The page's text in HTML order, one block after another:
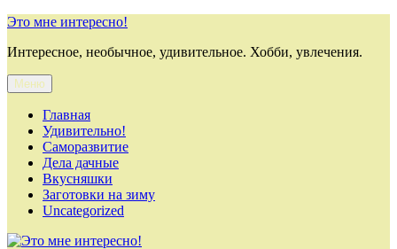
Перейти
содержимому
Это мне интересно!
Интересное, необычное, удивительное. Хобби, увлечения.
Меню
Главная
Удивительно!
Саморазвитие
Дела дачные
Вкусняшки
Заготовки на зиму
Uncategorized